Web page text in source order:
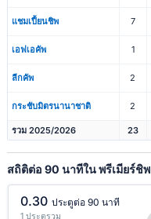
แชมเปี้ยนชิพ 7
เอฟเอคัพ 1
ลีกคัพ 2
กระชับมิตรนานาชาติ 2
รวม 2025/2026 23
สถิติต่อ 90 นาทีใน พรีเมียร์ชิพ
0.30 ประตูต่อ 90 นาที
1 ประตูรวม